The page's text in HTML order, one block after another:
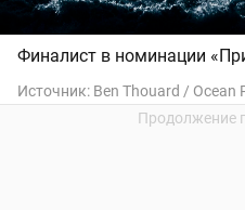
Финалист в номинации
Источник: Ben Thouard / Ocean